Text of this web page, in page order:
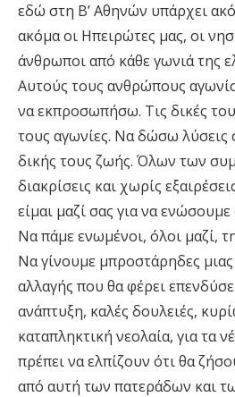
εδώ στη Β’ Αθηνών υπάρχει
ακόμα οι Ηπειρώτες μας, οι
άνθρωποι από κάθε γωνιά της
Αυτούς τους ανθρώπους
να εκπροσωπήσω. Τις δικές
τους αγωνίες. Να δώσω λύσεις
δικής τους ζωής. Όλων των
διακρίσεις και χωρίς
είμαι μαζί σας για να
Να πάμε ενωμένοι, όλοι μαζί,
Να γίνουμε μπροστάρηδες μιας
αλλαγής που θα φέρει
ανάπτυξη, καλές δουλειές,
καταπληκτική νεολαία, για τα
πρέπει να ελπίζουν ότι θα
από αυτή των πατεράδων και